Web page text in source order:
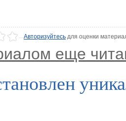
Авторизуйтесьдля оценки
еще